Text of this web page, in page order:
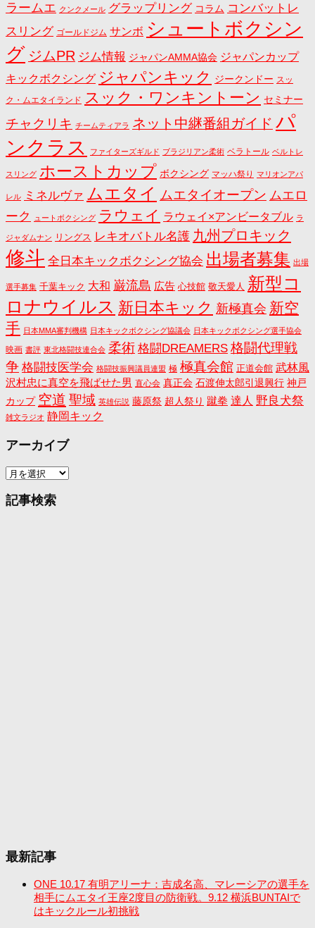
ラームエ クンクメール グラップリング コラム コンバットレ
スリング ゴールドジム サンボ シュートボクシン
グ ジムPR ジム情報 ジャパンAMMA協会 ジャパンカップ
キックボクシング ジャパンキック ジークンドー スッ
ク・ムエタイランド スック・ワンキントーン セミナー
チャクリキ チームティアラ ネット中継番組ガイド パ
ンクラス
ファイターズギルド ブラジリアン柔術 ベラトール ベルトレ
スリング ホーストカップ ボクシング マッハ祭り マリオンアパ
レル ミネルヴァ ムエタイ ムエタイオープン ムエロ
ーク
ュートボクシング ラウェイ ラウェイ×アンビータブル ラ
ジャダムナン リングス レキオバトル名護 九州プロキック
修斗 全日本キックボクシング協会 出場者募集 出場
選手募集 千葉キック 大和 巌流島 広告 心技館 敬天愛人 新型コ
ロナウイルス 新日本キック 新極真会 新空
手 日本MMA審判機構 日本キックボクシング協議会 日本キックボクシング選手協会
映画 書評 東北格闘技連合会 柔術 格闘DREAMERS 格闘代理戦
争 格闘技医学会 格闘技振興議員連盟 極 極真会館 正道会館 武林風
沢村忠に真空を飛ばせた男 直心会 真正会 石渡伸太郎引退興行 神戸
カップ 空道 聖域 英雄伝説 藤原祭 超人祭り 蹴拳 達人 野良犬祭
雑文ラジオ 静岡キック
アーカイブ
ア
カ
記事検索
最新記事
ONE 10.17 有明アリーナ：吉成名高、マレーシアの選手を
相手にムエタイ王座2度目の防衛戦。9.12 横浜BUNTAIで
はキックルール初挑戦